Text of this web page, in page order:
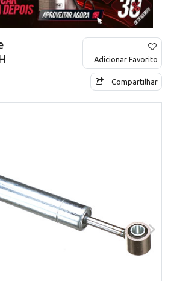
Adicionar Favorito
Compartilhar